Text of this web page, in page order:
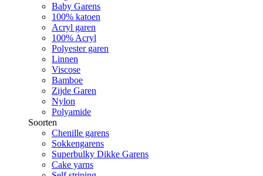
Baby Garens
100% katoen
Acryl garen
100% Acryl
Polyester garen
Linnen
Viscose
Bamboe
Zijde Garen
Nylon
Polyamide
Soorten
Chenille garens
Sokkengarens
Superbulky Dikke Garens
Cake yarns